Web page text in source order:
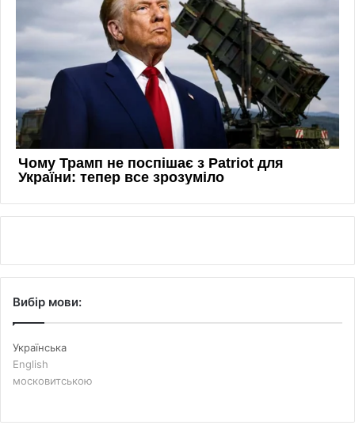
Вибір мови:
Українська
English
московитською